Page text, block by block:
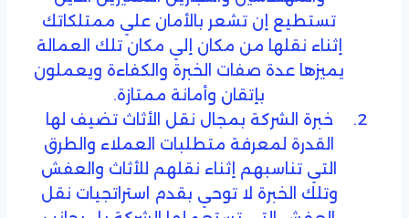
تستطيع إن تشعر بالأمان علي ممتلكاتك
إثناء نقلها من مكان إلي مكان تلك العمالة
يميزها عدة صفات الخبرة والكفاءة ويعملون
بإتقان وأمانة ممتازة.
خبرة الشركة بمجال نقل الأثاث تضيف لها
القدرة لمعرفة متطلبات العملاء والطرق
التي تناسبهم إثناء نقلهم للأثاث والعفش
وتلك الخبرة لا توحي بقدم استراتجيات نقل